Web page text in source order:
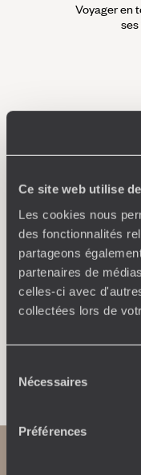
Ce site web utilise
Les cookies nous
des fonctionnalités
partageons
partenaires de
celles-ci avec
collectées lors de
Nécessaires
Préférences
Voyager en
250 conseillers
Amoureux du
inspirent et
étapes,